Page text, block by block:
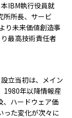
IBM執行役員就
所所長、サービ
り未来価値創造事
最高技術責任者
立当初は、メイン
1980年以降情報産
、ハードウェア価
った変化が次々に